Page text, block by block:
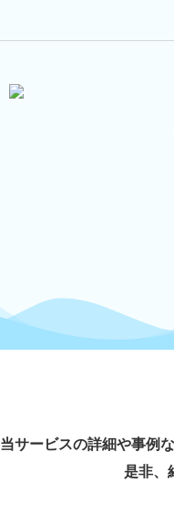
当サービスの詳細や事例
是非、